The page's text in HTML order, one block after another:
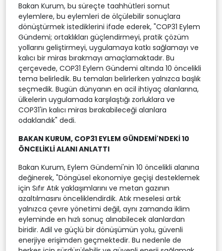
Bakan Kurum, bu süreçte taahhütleri somut
eylemlere, bu eylemleri de ölçülebilir sonuçlara
dönüştürmek istediklerini ifade ederek, "COP31 Eylem
Gündemi; ortaklıkları güçlendirmeyi, pratik çözüm
yollarını geliştirmeyi, uygulamaya katkı sağlamayı ve
kalıcı bir miras bırakmayı amaçlamaktadır. Bu
çerçevede, COP31 Eylem Gündemi altında 10 öncelikli
tema belirledik. Bu temaları belirlerken yalnızca başlık
seçmedik. Bugün dünyanın en acil ihtiyaç alanlarına,
ülkelerin uygulamada karşılaştığı zorluklara ve
COP31'in kalıcı miras bırakabileceği alanlara
odaklandık" dedi.
BAKAN KURUM, COP31 EYLEM GÜNDEMİ'NDEKİ 10
ÖNCELİKLİ ALANI ANLATTI
Bakan Kurum, Eylem Gündemi'nin 10 öncelikli alanına
değinerek, "Döngüsel ekonomiye geçişi desteklemek
için Sıfır Atık yaklaşımlarını ve metan gazının
azaltılmasını önceliklendirdik. Atık meselesi artık
yalnızca çevre yönetimi değil, aynı zamanda iklim
eyleminde en hızlı sonuç alınabilecek alanlardan
biridir. Adil ve güçlü bir dönüşümün yolu, güvenli
enerjiye erişimden geçmektedir. Bu nedenle de